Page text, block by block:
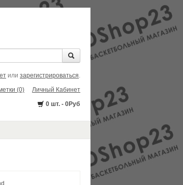
0 шт. - 0Руб
или зарегистрироваться.
(0) Личный Кабинет